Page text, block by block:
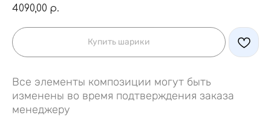
4090,00 р.
Купить шарики
Все элементы композиции могут быть
изменены во время подтверждения заказа
менеджеру